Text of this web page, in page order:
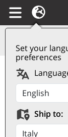
Set your
preferences
Ship to:
Puglia
2024
DONATO
0,75 ℓ